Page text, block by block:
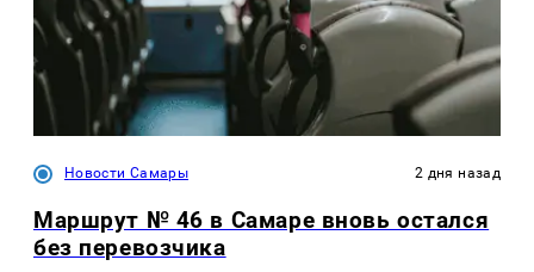
Новости Самары 2 дня назад
Маршрут № 46 в Самаре вновь остался
без перевозчика